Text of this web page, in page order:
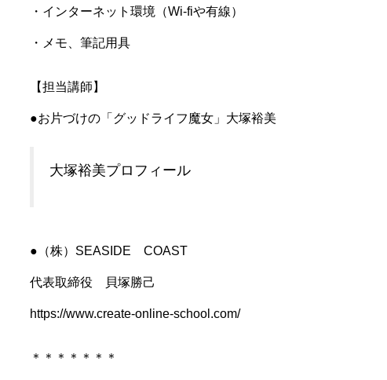
・インターネット環境（Wi-fiや有線）
・メモ、筆記用具
【担当講師】
●お片づけの「グッドライフ魔女」大塚裕美
大塚裕美プロフィール
●（株）SEASIDE COAST
代表取締役 貝塚勝己
https://www.create-online-school.com/
＊＊＊＊＊＊＊